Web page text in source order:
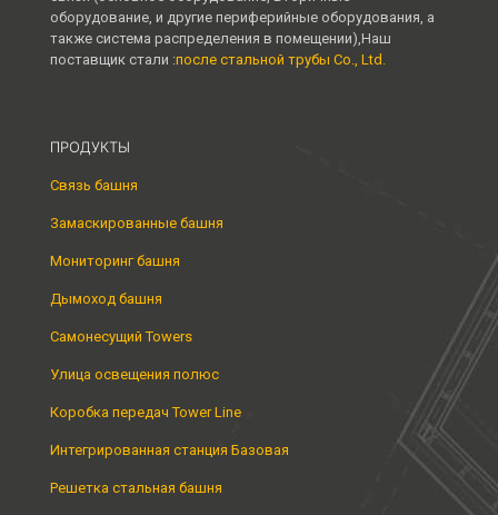
оборудование, и другие периферийные оборудования, а
также система распределения в помещении),Наш
поставщик стали :после стальной трубы Co., Ltd.
ПРОДУКТЫ
Связь башня
Замаскированные башня
Мониторинг башня
Дымоход башня
Самонесущий Towers
Улица освещения полюс
Коробка передач Tower Line
Интегрированная станция Базовая
Решетка стальная башня